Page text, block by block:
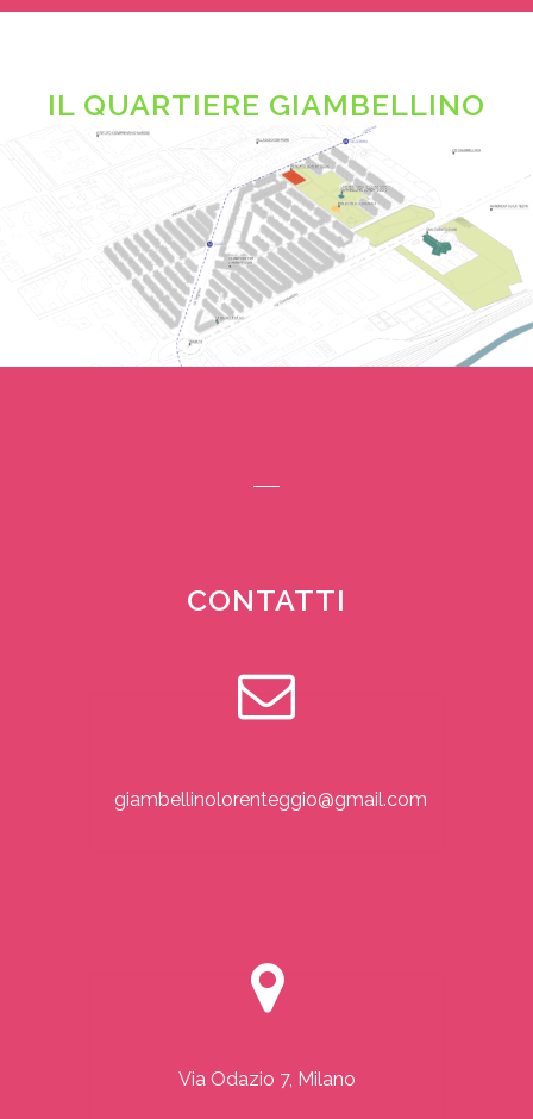
IL QUARTIERE GIAMBELLINO
CONTATTI
giambellinolorenteggio@gmail.com
Via Odazio 7, Milano